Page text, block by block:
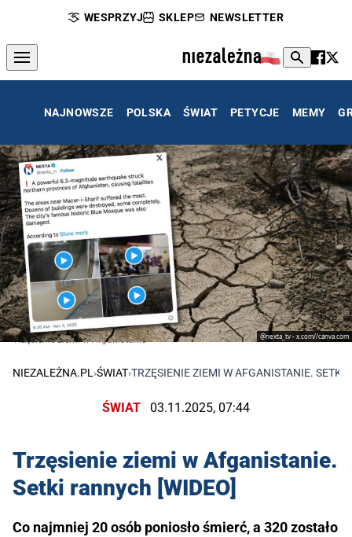
WESPRZYJ SKLEP NEWSLETTER
NAJNOWSZE POLSKA ŚWIAT PETYCJE MEMY
@nexta_tv - x.com//canva.com
Trzęsienie ziemi w Afganistanie
NIEZALEŻNA.PL ›ŚWIAT›TRZĘSIENIE ZIEMI W AFGANISTANIE. SETKI
ŚWIAT 03.11.2025, 07:44
Trzęsienie ziemi w Afganistanie.
Setki rannych [WIDEO]
Co najmniej 20 osób poniosło śmierć, a 320 zostało